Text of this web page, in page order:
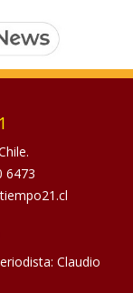
6473
Claudio